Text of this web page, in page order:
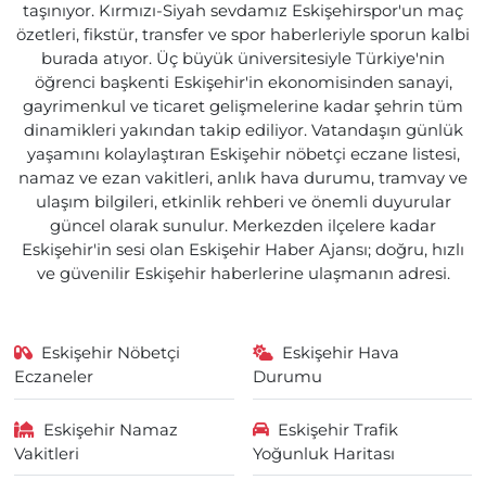
taşınıyor. Kırmızı-Siyah sevdamız Eskişehirspor'un maç
özetleri, fikstür, transfer ve spor haberleriyle sporun kalbi
burada atıyor. Üç büyük üniversitesiyle Türkiye'nin
öğrenci başkenti Eskişehir'in ekonomisinden sanayi,
gayrimenkul ve ticaret gelişmelerine kadar şehrin tüm
dinamikleri yakından takip ediliyor. Vatandaşın günlük
yaşamını kolaylaştıran Eskişehir nöbetçi eczane listesi,
namaz ve ezan vakitleri, anlık hava durumu, tramvay ve
ulaşım bilgileri, etkinlik rehberi ve önemli duyurular
güncel olarak sunulur. Merkezden ilçelere kadar
Eskişehir'in sesi olan Eskişehir Haber Ajansı; doğru, hızlı
ve güvenilir Eskişehir haberlerine ulaşmanın adresi.
Eskişehir Nöbetçi
Eczaneler
Eskişehir Hava
Durumu
Eskişehir Namaz
Vakitleri
Eskişehir Trafik
Yoğunluk Haritası